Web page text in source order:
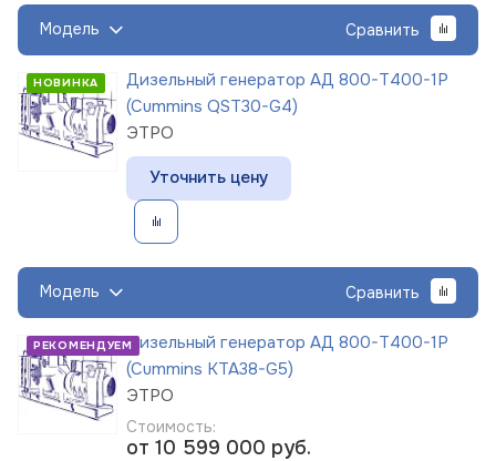
Модель Сравнить
НОВИНКА
Дизельный генератор АД 800-Т400-1Р
(Cummins QST30-G4)
ЭТРО
Уточнить цену
Модель Сравнить
РЕКОМЕНДУЕМДизельный генератор АД 800-Т400-1Р
(Cummins KTA38-G5)
ЭТРО
Стоимость:
от 10 599 000 руб.